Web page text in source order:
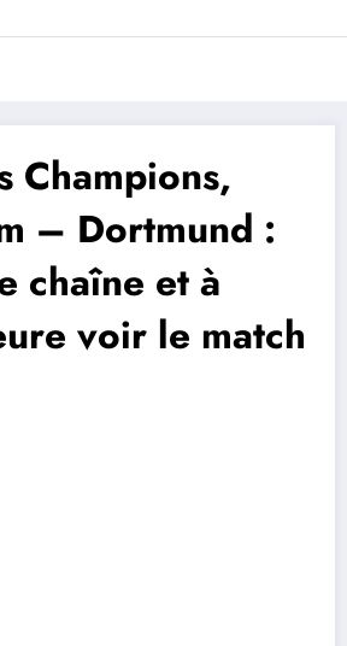
Trivela
L'actualité du football
Champions,
– Dortmund :
chaîne et à
voir le match